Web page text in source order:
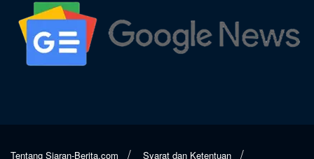
Tentang Siaran-Berita.com Syarat dan Ketentuan